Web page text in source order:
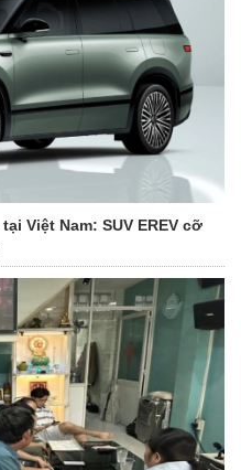
Việt Nam: SUV EREV cỡ